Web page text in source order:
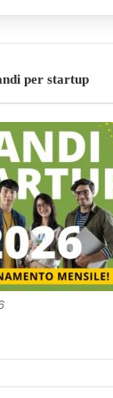
per startup